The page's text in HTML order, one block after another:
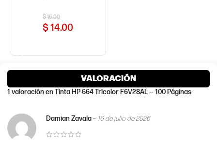
$16.00
$14.00
VALORACIÓN
1 valoración enTinta HP 664 Tricolor F6V28AL — 100 Páginas
Damian Zavala– 16 de julio de 2026